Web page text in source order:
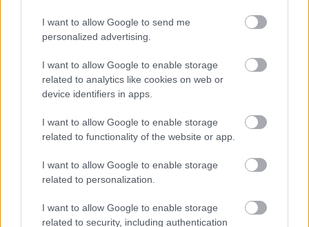
I want to allow Google to send me
personalized advertising.
I want to allow Google to enable storage
related to analytics like cookies on web or
device identifiers in apps.
I want to allow Google to enable storage
related to functionality of the website or app.
I want to allow Google to enable storage
related to personalization.
I want to allow Google to enable storage
related to security, including authentication
bez vývrtky. Stačí pár vecí, ktoré už máte
doma (video)